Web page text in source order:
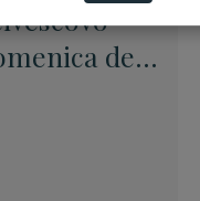
del